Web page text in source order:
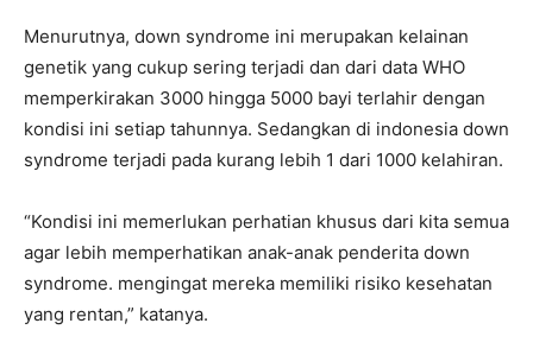
Menurutnya, down syndrome ini merupakan kelainan
genetik yang cukup sering terjadi dan dari data WHO
memperkirakan 3000 hingga 5000 bayi terlahir dengan
kondisi ini setiap tahunnya. Sedangkan di indonesia down
syndrome terjadi pada kurang lebih 1 dari 1000 kelahiran.
“Kondisi ini memerlukan perhatian khusus dari kita semua
agar lebih memperhatikan anak-anak penderita down
syndrome. mengingat mereka memiliki risiko kesehatan
yang rentan,” katanya.